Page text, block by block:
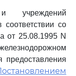
учреждений
соответствии со
от 25.08.1995 N
предоставления